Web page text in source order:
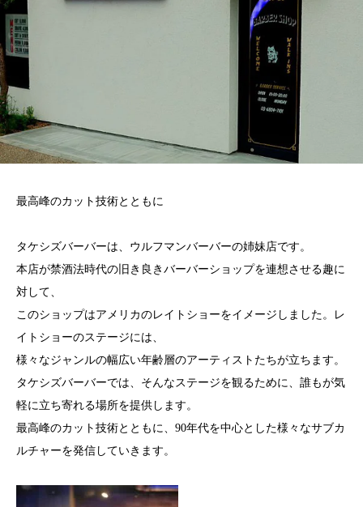
最高峰のカット技術とともに
タケシズバーバーは、ウルフマンバーバーの姉妹店です。
本店が禁酒法時代の旧き良きバーバーショップを連想させる趣に
対して、
このショップはアメリカのレイトショーをイメージしました。レ
イトショーのステージには、
様々なジャンルの幅広い年齢層のアーティストたちが立ちます。
タケシズバーバーでは、そんなステージを観るために、誰もが気
軽に立ち寄れる場所を提供します。
最高峰のカット技術とともに、90年代を中心とした様々なサブカ
ルチャーを発信していきます。